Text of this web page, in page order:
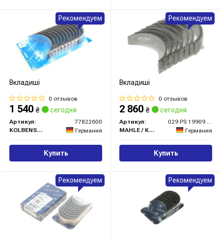
Вкладиші
0 отзывов
1 540 ₴ сегодня
Артикул:
77822600
KOLBENSCHMIDT
Германия
Купить
Рекомендуем
Вкладиші
0 отзывов
2 860 ₴ сегодня
Артикул:
MAHLE / KNECHT
Германия
Купить
Рекомендуем
Рекомендуем Рекомендуем